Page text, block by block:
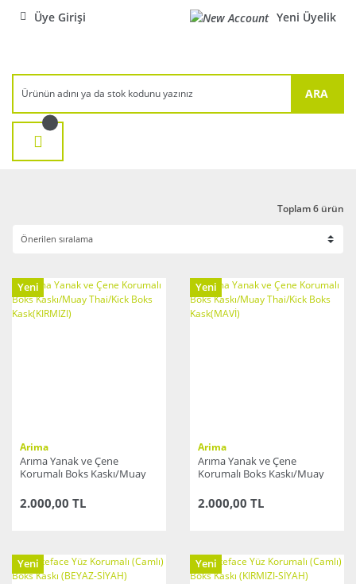
Üye Girişi Yeni Üyelik
ARA
Toplam 6 ürün
Yeni
Arima
Arıma Yanak ve Çene
Korumalı Boks Kaskı/Muay
2.000,00 TL
Yeni
Arima
Arıma Yanak ve Çene
Korumalı Boks Kaskı/Muay
2.000,00 TL
Yeni Yeni